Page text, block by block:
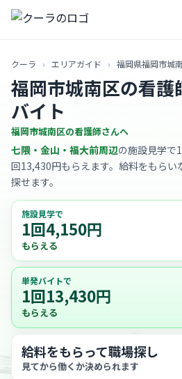
クーラ › エリアガイド › 福岡県福岡市城
福岡市城南区の看護
バイト
福岡市城南区の看護師さんへ
七隈・金山・福大前周辺の施設見学で
回13,430円もらえます。給料をもらい
探せます。
施設見学で
1回4,150円
もらえる
単発バイトで
1回13,430円
もらえる
給料をもらって職場探し
見てから働くか決められます